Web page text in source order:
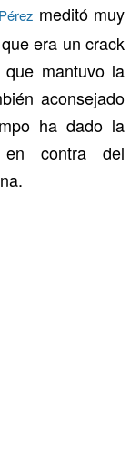
meditó muy
era un crack
mantuvo la
aconsejado
ha dado la
contra del